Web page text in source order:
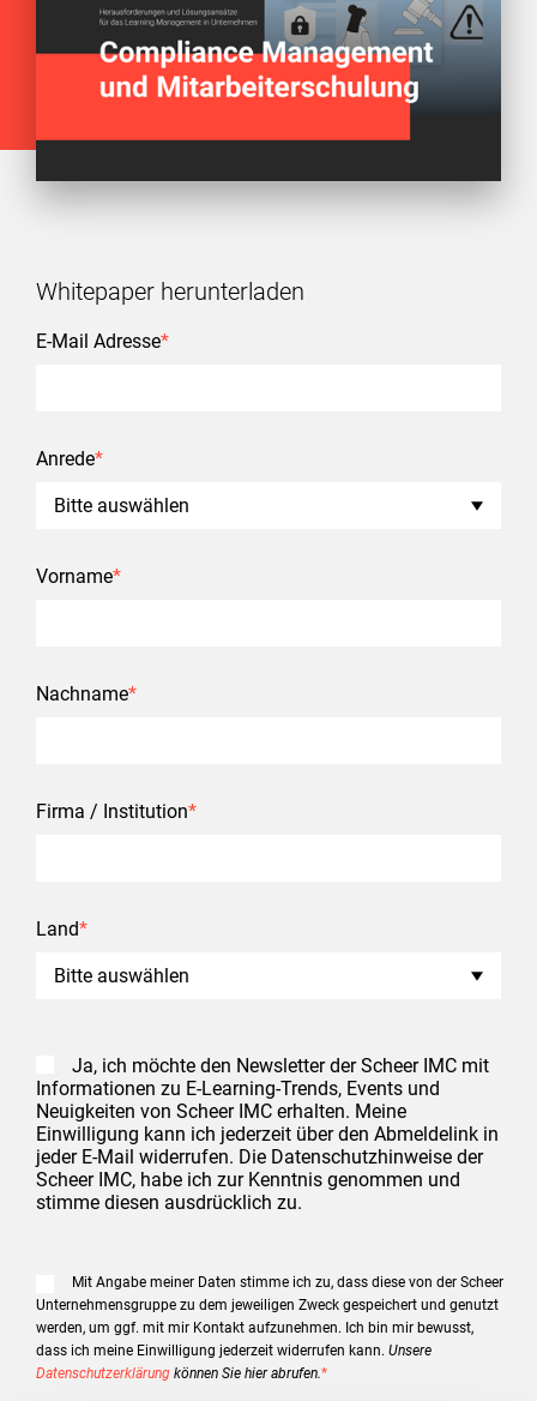
Whitepaper herunterladen
E-Mail Adresse*
Anrede*
Vorname*
Nachname*
Firma / Institution*
Land*
Ja, ich möchte den Newsletter der Scheer IMC mit
Informationen zu E-Learning-Trends, Events und
Neuigkeiten von Scheer IMC erhalten. Meine
Einwilligung kann ich jederzeit über den Abmeldelink in
jeder E-Mail widerrufen. Die Datenschutzhinweise der
Scheer IMC, habe ich zur Kenntnis genommen und
stimme diesen ausdrücklich zu.
Mit Angabe meiner Daten stimme ich zu, dass diese von der Scheer
Unternehmensgruppe zu dem jeweiligen Zweck gespeichert und genutzt
werden, um ggf. mit mir Kontakt aufzunehmen. Ich bin mir bewusst,
dass ich meine Einwilligung jederzeit widerrufen kann. Unsere
Datenschutzerklärung können Sie hier abrufen.*